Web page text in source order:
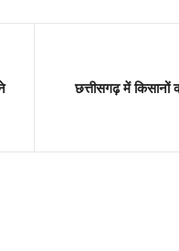
छत्तीसगढ़ में किसानों